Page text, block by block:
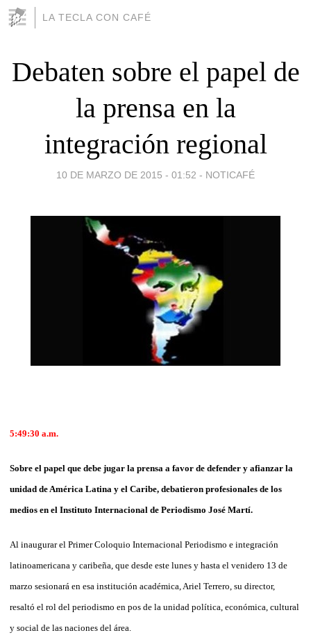
LA TECLA CON CAFÉ
Debaten sobre el papel de
la prensa en la
integración regional
10 DE MARZO DE 2015 - 01:52 - NOTICAFÉ
5:49:30 a.m.
Sobre el papel que debe jugar la prensa a favor de defender y afianzar la
unidad de América Latina y el Caribe, debatieron profesionales de los
medios en el Instituto Internacional de Periodismo José Martí.
Al inaugurar el Primer Coloquio Internacional Periodismo e integración
latinoamericana y caribeña, que desde este lunes y hasta el venidero 13 de
marzo sesionará en esa institución académica, Ariel Terrero, su director,
resaltó el rol del periodismo en pos de la unidad política, económica, cultural
y social de las naciones del área.